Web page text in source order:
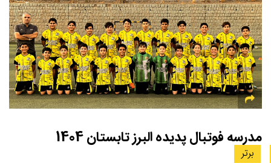
مدرسه فوتبال پدیده البرز تابستان 1404
برتر